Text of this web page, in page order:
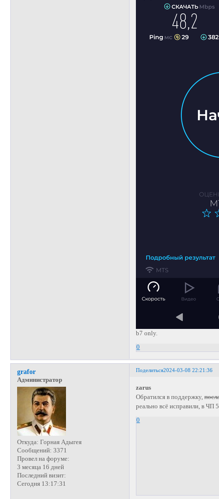
b7 only.
0
Поделиться2024-03-08 22:21:36
grafor
Администратор
Откуда: Горная Адыгея
Сообщений: 3371
Провел на форуме:
3 месяца 16 дней
Последний визит:
Сегодня 13:17:31
zarus
Обратился в поддержку,
реально всё исправили, в ЧП
0